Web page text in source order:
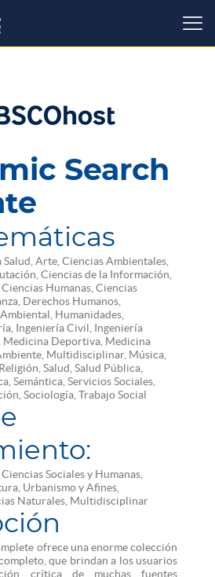
Search
Arte, Ciencias Ambientales,
Ciencias de la Información,
Humanas, Ciencias
Derechos Humanos,
Humanidades,
Ingeniería Civil, Ingeniería
Deportiva, Medicina
Multidisciplinar, Música,
Salud, Salud Pública,
Semántica, Servicios Sociales,
Sociología, Trabajo Social
Sociales y Humanas,
Urbanismo y Afines,
Naturales, Multidisciplinar
ofrece una enorme colección
que brindan a los usuarios
crítica de muchas fuentes